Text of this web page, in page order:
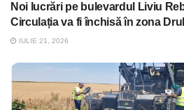
Noi lucrări pe bulevardul Liviu
Circulația va fi închisă în zona
IULIE 21, 2026